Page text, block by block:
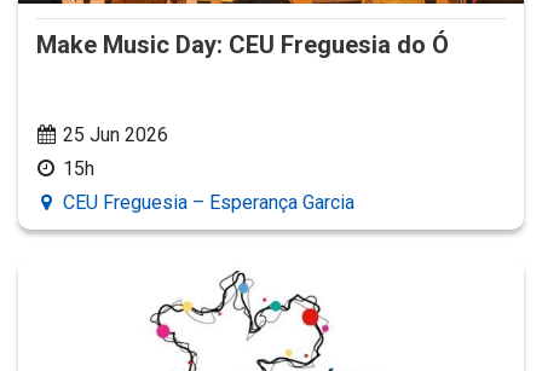
Make Music Day: CEU Freguesia do Ó
25 Jun 2026
15h
CEU Freguesia – Esperança Garcia